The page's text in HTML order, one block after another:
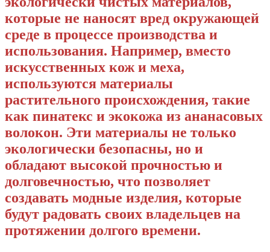
которые не наносят вред окружающей
среде в процессе производства и
использования. Например, вместо
искусственных кож и меха,
используются материалы
растительного происхождения, такие
как пинатекс и экокожа из ананасовых
волокон. Эти материалы не только
экологически безопасны, но и
обладают высокой прочностью и
долговечностью, что позволяет
создавать модные изделия, которые
будут радовать своих владельцев на
протяжении долгого времени.